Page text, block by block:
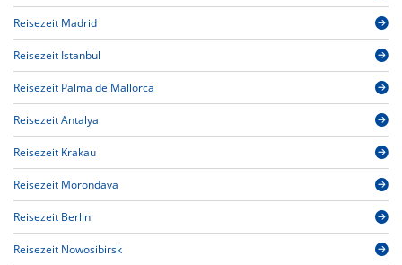
Reisezeit Madrid
Reisezeit Istanbul
Reisezeit Palma de Mallorca
Reisezeit Antalya
Reisezeit Krakau
Reisezeit Morondava
Reisezeit Berlin
Reisezeit Nowosibirsk